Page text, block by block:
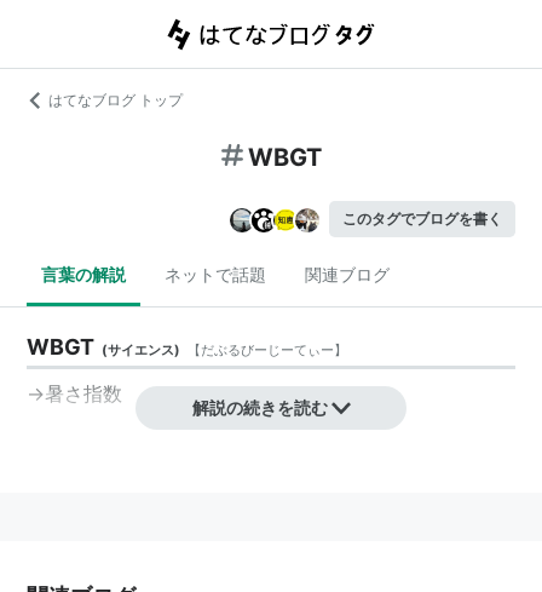
はてなブログ トップ
WBGT
このタグでブログを書く
言葉の解説 ネットで話題 関連ブログ
WBGT (サイエンス) 【だぶるびーじーてぃー】
→暑さ指数
解説の続きを読む